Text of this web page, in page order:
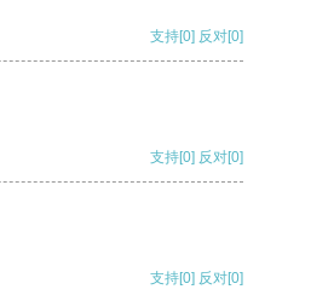
支持[0] 反对[0]
支持[0] 反对[0]
支持[0] 反对[0]